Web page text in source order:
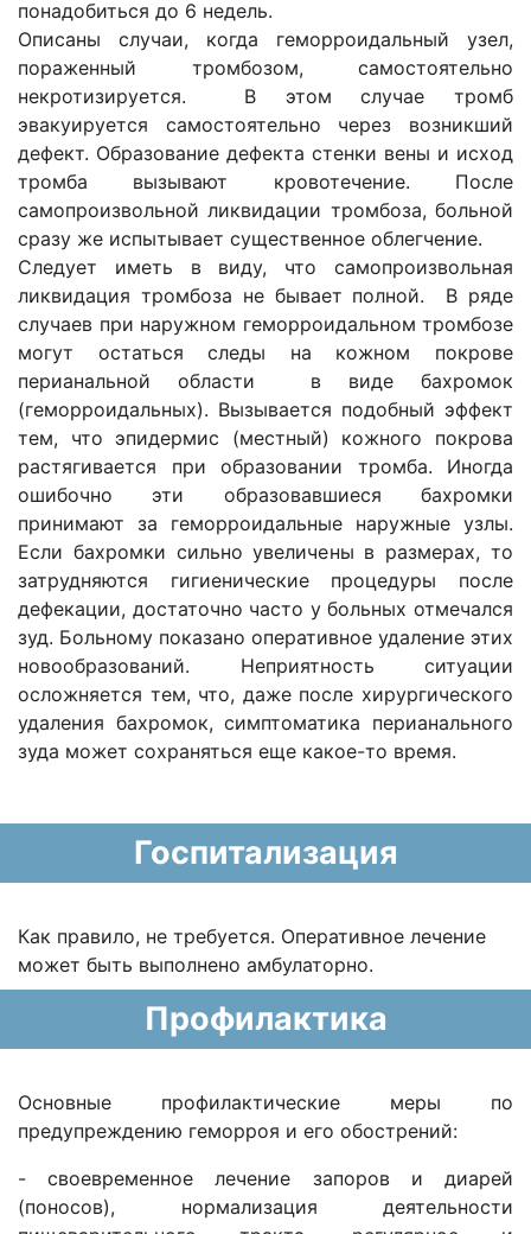
понадобиться до 6 недель.
Описаны случаи, когда геморроидальный узел,
пораженный тромбозом, самостоятельно
некротизируется. В этом случае тромб
эвакуируется самостоятельно через возникший
дефект. Образование дефекта стенки вены и исход
тромба вызывают кровотечение. После
самопроизвольной ликвидации тромбоза, больной
сразу же испытывает существенное облегчение.
Следует иметь в виду, что самопроизвольная
ликвидация тромбоза не бывает полной. В ряде
случаев при наружном геморроидальном тромбозе
могут остаться следы на кожном покрове
перианальной области в виде бахромок
(геморроидальных). Вызывается подобный эффект
тем, что эпидермис (местный) кожного покрова
растягивается при образовании тромба. Иногда
ошибочно эти образовавшиеся бахромки
принимают за геморроидальные наружные узлы.
Если бахромки сильно увеличены в размерах, то
затрудняются гигиенические процедуры после
дефекации, достаточно часто у больных отмечался
зуд. Больному показано оперативное удаление этих
новообразований. Неприятность ситуации
осложняется тем, что, даже после хирургического
удаления бахромок, симптоматика перианального
зуда может сохраняться еще какое-то время.
Госпитализация
Как правило, не требуется. Оперативное лечение
может быть выполнено амбулаторно.
Профилактика
Основные профилактические меры по
предупреждению геморроя и его обострений:
- своевременное лечение запоров и диарей
(поносов), нормализация деятельности